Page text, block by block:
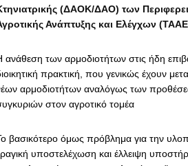
(ΔΑΟΚ/ΔΑΟ) των
Ανάπτυξης και Ελέγχων
ανάθεση των αρμοδιοτήτων στις ήδη
πρακτική, που γενικώς έχουν
αρμοδιοτήτων αναλόγως των
στον αγροτικό τομέα
βασικότερο όμως πρόβλημα για την
υποστελέχωση και έλλειψη